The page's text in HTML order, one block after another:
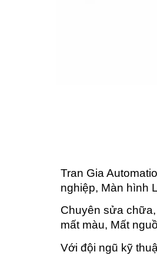
Tran Gia
nghiệp, Màn hình
Chuyên sửa
mất màu, Mất
Với đội ngũ kỹ